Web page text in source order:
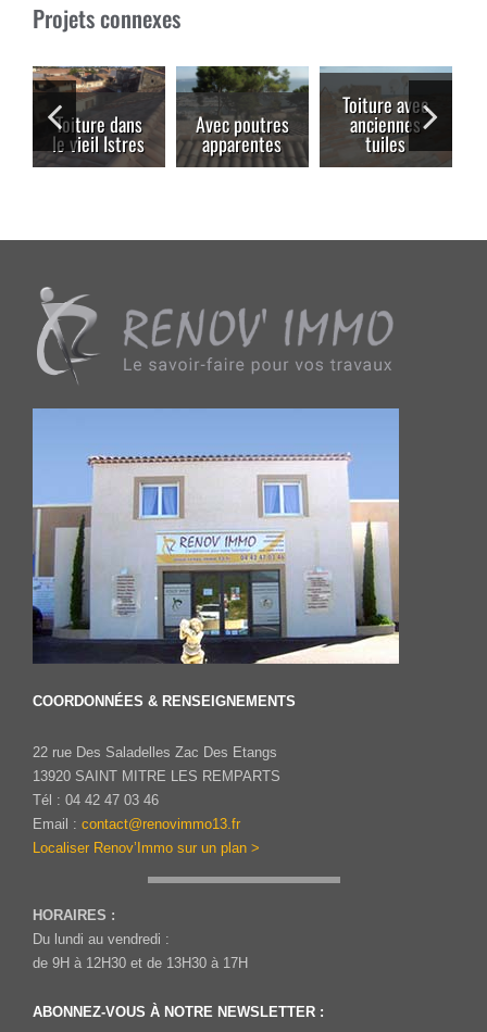
Projets connexes
Toiture dans
le vieil Istres
Avec poutres
apparentes
Toiture avec
anciennes
tuiles
COORDONNÉES & RENSEIGNEMENTS
22 rue Des Saladelles Zac Des Etangs
13920 SAINT MITRE LES REMPARTS
Tél : 04 42 47 03 46
Email : contact@renovimmo13.fr
Localiser Renov’Immo sur un plan >
HORAIRES :
Du lundi au vendredi :
de 9H à 12H30 et de 13H30 à 17H
ABONNEZ-VOUS À NOTRE NEWSLETTER :